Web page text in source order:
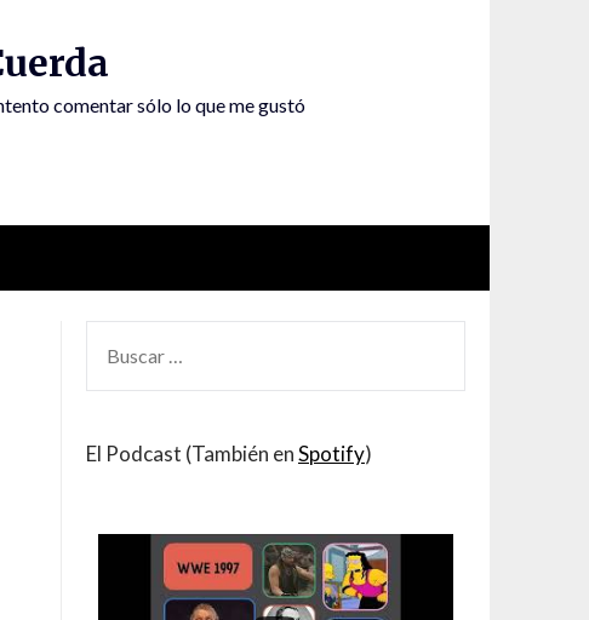
comentar sólo lo que me gustó
POR:
El Podcast (También enSpotify)